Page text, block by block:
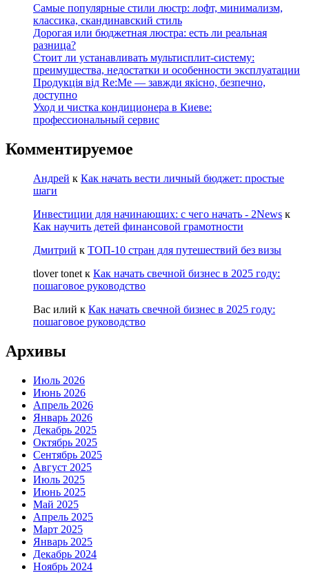
Самые популярные стили люстр: лофт, минимализм,
классика, скандинавский стиль
Дорогая или бюджетная люстра: есть ли реальная
разница?
Стоит ли устанавливать мультисплит-систему:
преимущества, недостатки и особенности эксплуатации
Продукція від Re:Me — завжди якісно, безпечно,
доступно
Уход и чистка кондиционера в Киеве:
профессиональный сервис
Комментируемое
Андрей к Как начать вести личный бюджет: простые
шаги
Инвестиции для начинающих: с чего начать - 2News к
Как научить детей финансовой грамотности
Дмитрий к ТОП-10 стран для путешествий без визы
tlover tonet к Как начать свечной бизнес в 2025 году:
пошаговое руководство
Вас илий к Как начать свечной бизнес в 2025 году:
пошаговое руководство
Архивы
Июль 2026
Июнь 2026
Апрель 2026
Январь 2026
Декабрь 2025
Октябрь 2025
Сентябрь 2025
Август 2025
Июль 2025
Июнь 2025
Май 2025
Апрель 2025
Март 2025
Январь 2025
Декабрь 2024
Ноябрь 2024